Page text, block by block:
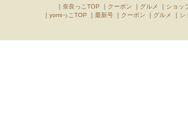
｜ 奈良っこTOP ｜ クーポン ｜ グルメ ｜ ショッ
｜ yomiっこTOP ｜ 最新号｜ クーポン ｜ グルメ ｜ シ